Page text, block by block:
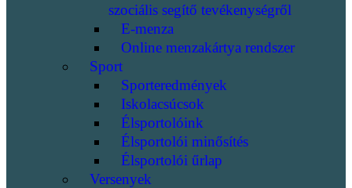
szociális segítő tevékenységről
E-menza
Online menzakártya rendszer
Sport
Sporteredmények
Iskolacsúcsok
Élsportolóink
Élsportolói minősítés
Élsportolói űrlap
Versenyek